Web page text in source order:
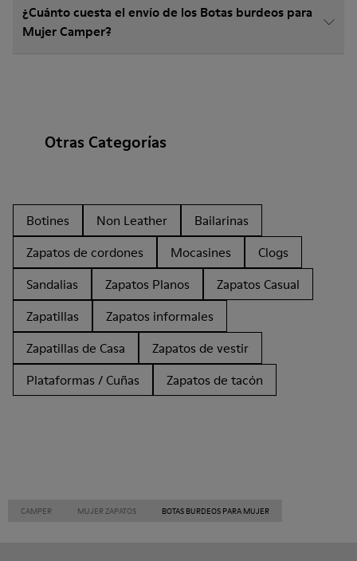
¿Cuánto cuesta el envío de los Botas burdeos para
Mujer Camper?
Otras Categorías
Botines Non Leather
Bailarinas
Zapatos de cordones
Mocasines
Clogs
Sandalias
Zapatos Planos
Zapatos Casual
Zapatillas
Zapatos informales
Zapatillas de Casa
Zapatos de vestir
Plataformas / Cuñas
Zapatos de tacón
CAMPER MUJER ZAPATOS BOTAS BURDEOS PARA MUJER